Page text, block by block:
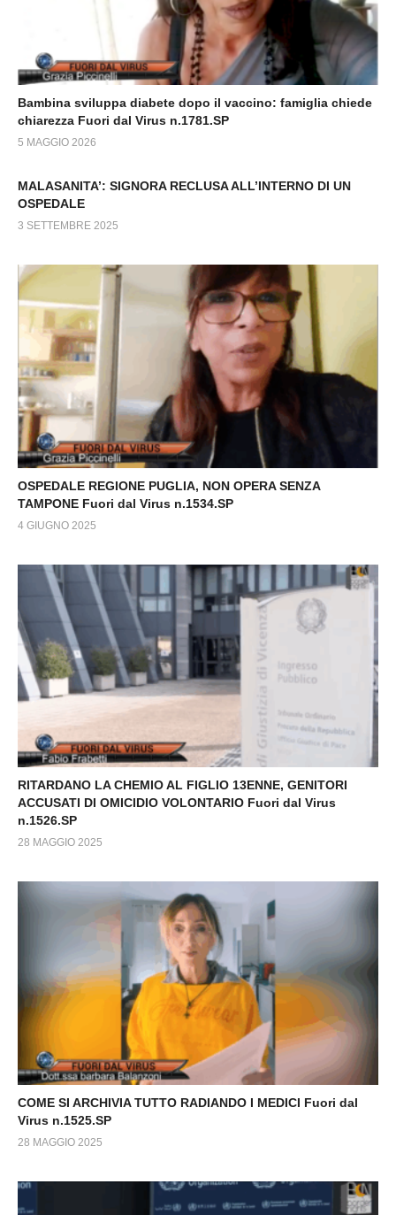
Bambina sviluppa diabete dopo il vaccino: famiglia chiede
chiarezza Fuori dal Virus n.1781.SP
5 MAGGIO 2026
MALASANITA’: SIGNORA RECLUSA ALL’INTERNO DI UN
OSPEDALE
3 SETTEMBRE 2025
OSPEDALE REGIONE PUGLIA, NON OPERA SENZA
TAMPONE Fuori dal Virus n.1534.SP
4 GIUGNO 2025
RITARDANO LA CHEMIO AL FIGLIO 13ENNE, GENITORI
ACCUSATI DI OMICIDIO VOLONTARIO Fuori dal Virus
n.1526.SP
28 MAGGIO 2025
COME SI ARCHIVIA TUTTO RADIANDO I MEDICI Fuori dal
Virus n.1525.SP
28 MAGGIO 2025